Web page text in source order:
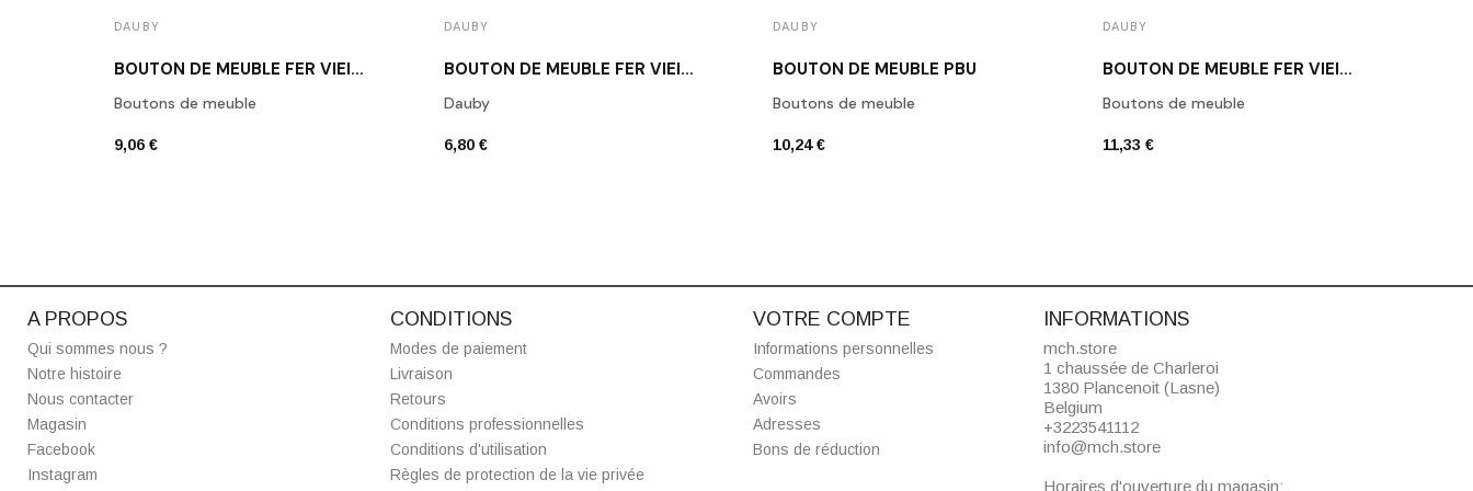
DAUBY
BOUTON DE MEUBLE FER VIEILLI DAUBY PBU 37 VO
Boutons de meuble
9,06 €
DAUBY
BOUTON DE MEUBLE FER VIEILLI DAUBY PT 20 VO
Dauby
6,80 €
DAUBY
BOUTON DE MEUBLE PBU
Boutons de meuble
10,24 €
DAUBY
BOUTON DE MEUBLE FER VIEILLI DAUBY PBU45 VO
Boutons de meuble
11,33 €
A PROPOS
Qui sommes nous ?
Notre histoire
Nous contacter
Magasin
Facebook
Instagram
CONDITIONS
Modes de paiement
Livraison
Retours
Conditions professionnelles
Conditions d'utilisation
Règles de protection de la vie privée
VOTRE COMPTE
Informations personnelles
Commandes
Avoirs
Adresses
Bons de réduction
INFORMATIONS
mch.store
1 chaussée de Charleroi
1380 Plancenoit (Lasne)
Belgium
+3223541112
info@mch.store
Horaires d'ouverture du magasin: